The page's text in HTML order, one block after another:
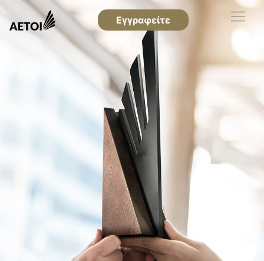
Εγγραφείτε